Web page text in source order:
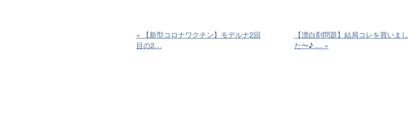
«
【新型コロナワクチン】モデルナ2回
目の2…
【漂白剤問題】結局コレを買いまし
た〜♪ … »